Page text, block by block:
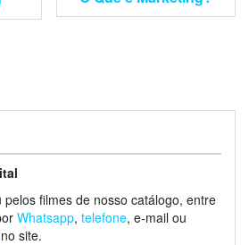
filmes de nosso catálogo, entre
Whatsapp, telefone, e-mail ou
no site.